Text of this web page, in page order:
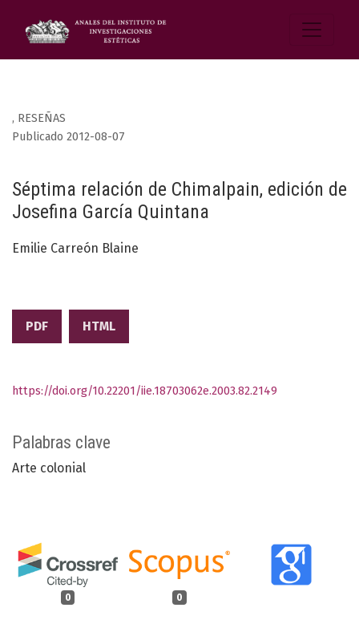
, RESEÑAS
Séptima relación de Chimalpain, edición de
Josefina García Quintana
Publicado 2012-08-07
Emilie Carreón Blaine
PDF HTML
Palabras clave
Arte colonial
0 0
https://doi.org/10.22201/iie.18703062e.2003.82.2149